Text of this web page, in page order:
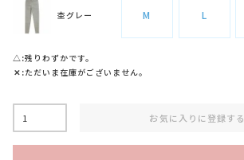
杢グレー M L
△ 残りわずかです。
✕ ただいま在庫がございません。
お気に入りに登録する